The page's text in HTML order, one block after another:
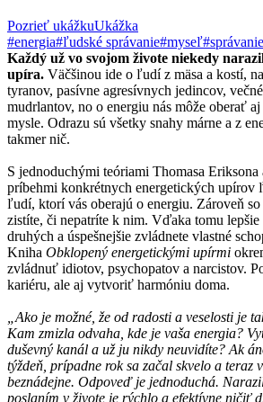
Pozrieť ukážkuUkážka
#energia#ľudské správanie#myseľ#správanie
Každý už vo svojom živote niekedy
upíra. Väčšinou ide o ľudí z mäsa a kostí,
tyranov, pasívne agresívnych jedincov,
mudrlantov, no o energiu nás môže oberať aj
mysle. Odrazu sú všetky snahy márne a z
takmer nič.
S jednoduchými teóriami Thomasa Eriksona
príbehmi konkrétnych energetických upírov
ľudí, ktorí vás oberajú o energiu. Zároveň so
zistíte, či nepatríte k nim. Vďaka tomu lepšie
druhých a úspešnejšie zvládnete vlastné
Kniha Obklopený energetickými upírmi
zvládnuť idiotov, psychopatov a narcistov.
kariéru, ale aj vytvoriť harmóniu doma.
„Ako je možné, že od radosti a veselosti je
Kam zmizla odvaha, kde je vaša energia?
duševný kanál a už ju nikdy neuvidíte? Ak
týždeň, prípadne rok sa začal skvelo a teraz
beznádejne. Odpoveď je jednoduchá.
poslaním v živote je rýchlo a efektívne ničiť